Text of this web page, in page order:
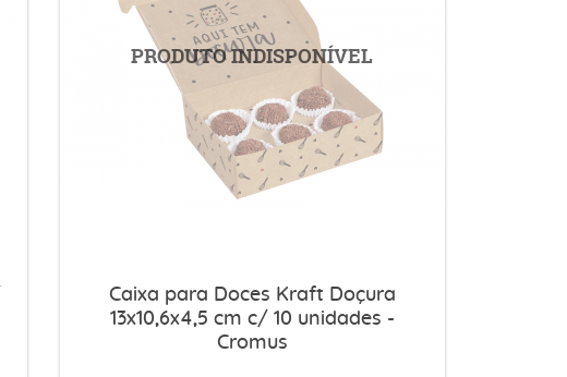
Caixa para Doces Kraft Doçura
13x10,6x4,5 cm c/ 10 unidades -
Cromus